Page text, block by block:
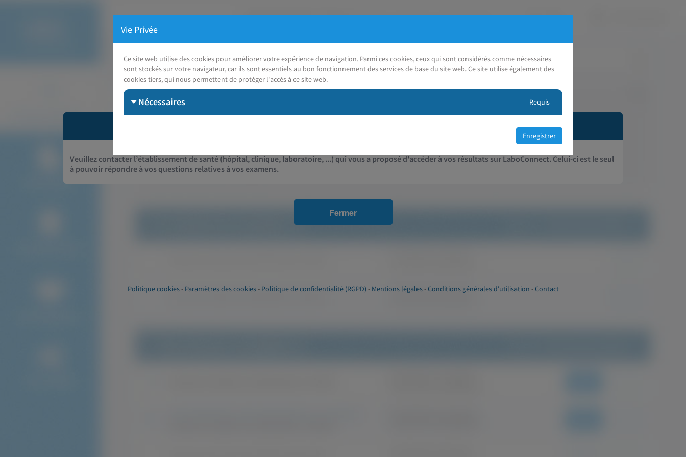
Veuillez contacter l’établissement de santé (hôpital, clinique, laboratoire, ...) qui vous a proposé d'accéder à vos résultats sur LaboConnect. Celui-ci est le seul
à pouvoir répondre à vos questions relatives à vos examens.
Fermer
Politique cookies- Paramètres des cookies- Politique de confidentialité (RGPD) - Mentions légales-Conditions générales d'utilisation -Contact
Vie Privée
Ce site web utilise des cookies pour améliorer votre expérience de navigation. Parmi ces cookies, ceux qui sont considérés comme nécessaires
sont stockés sur votre navigateur, car ils sont essentiels au bon fonctionnement des services de base du site web. Ce site utilise également des
cookies tiers, qui nous permettent de protéger l'accès à ce site web.
Nécessaires Requis